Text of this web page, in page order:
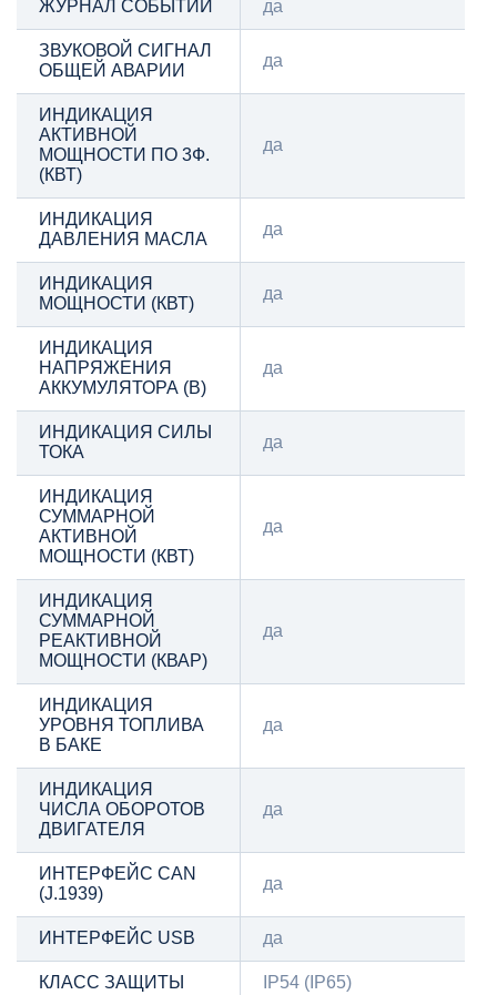
ЖУРНАЛ СОБЫТИЙ да
ЗВУКОВОЙ СИГНАЛ
ОБЩЕЙ АВАРИИ
да
ИНДИКАЦИЯ
АКТИВНОЙ
МОЩНОСТИ ПО 3Ф.
(КВТ)
да
ИНДИКАЦИЯ
ДАВЛЕНИЯ МАСЛА
да
ИНДИКАЦИЯ
МОЩНОСТИ (КВТ)
да
ИНДИКАЦИЯ
НАПРЯЖЕНИЯ
АККУМУЛЯТОРА (В)
да
ИНДИКАЦИЯ СИЛЫ
ТОКА
да
ИНДИКАЦИЯ
СУММАРНОЙ
АКТИВНОЙ
МОЩНОСТИ (КВТ)
да
ИНДИКАЦИЯ
СУММАРНОЙ
РЕАКТИВНОЙ
МОЩНОСТИ (КВАР)
да
ИНДИКАЦИЯ
УРОВНЯ ТОПЛИВА
В БАКЕ
да
ИНДИКАЦИЯ
ЧИСЛА ОБОРОТОВ
ДВИГАТЕЛЯ
да
ИНТЕРФЕЙС CAN
(J.1939)
да
ИНТЕРФЕЙС USB да
КЛАСС ЗАЩИТЫ IP54 (IP65)